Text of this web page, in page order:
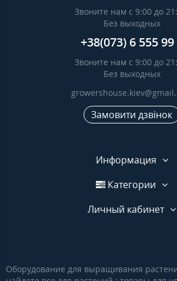
Звоните нам с 9:00 до
Без выходных
+38(073) 6 555 99
Звоните нам с 9:00 до
Без выходных
Замовити дзвінок
Информация
Категории
Личный кабинет
Оборудование для выращивания